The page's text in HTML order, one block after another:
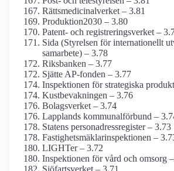
Rättsmedicinal­verket – 3.81
Produktion2030 – 3.80
Patent- och registrerings­verket –
Sida (Styrelsen för internationellt
samarbete) – 3.78
Riksbanken – 3.77
Sjätte AP-fonden – 3.77
Inspektionen för strategiska
Kust­bevakningen – 3.76
Bolagsverket – 3.74
Lapplands kommunalförbund –
Statens person­adress­register – 3.73
Fastighetsmäklar­inspektionen –
LIGHTer – 3.72
Inspektionen för vård och omsorg
Sjöfarts­verket – 3.71